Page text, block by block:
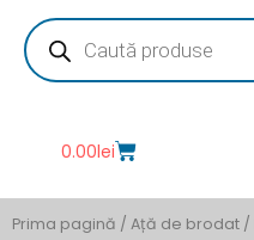
Products
search
0.00leiCart
Prima pagină / Ață de brodat /